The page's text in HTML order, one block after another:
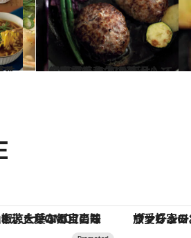
ぱい！ 2018.7.6
但馬黒毛和牛の贅沢ハンバーグを お取り寄せして自宅で焼き上げる
グルメ
ティック」。旅愛好家のお気に入りコレクションから、ジェンダーレスな新作が登場 【銀座で出合う最旬美容】美髪ケアや上質